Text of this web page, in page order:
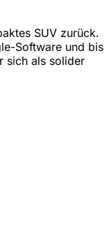
SUV zurück.
Software und bis
sich als solider